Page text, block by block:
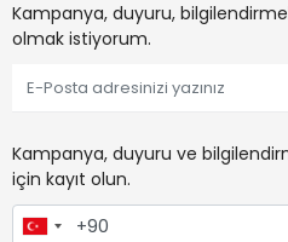
Kampanya, duyuru,
olmak istiyorum.
Kampanya, duyuru ve
için kayıt olun.